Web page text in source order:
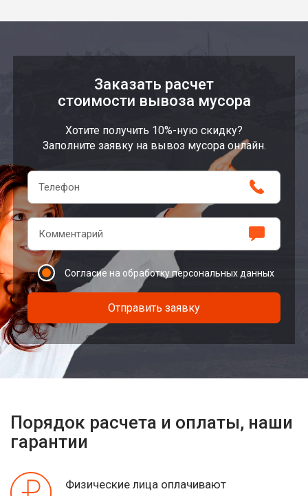
Заказать расчет
стоимости вывоза мусора
Хотите получить 10%-ную скидку?
Заполните заявку на вывоз мусора онлайн.
Согласие на обработку персональных данных
Отправить заявку
Порядок расчета и оплаты, наши
гарантии
Физические лица оплачивают